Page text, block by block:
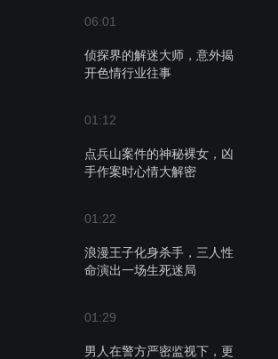
06:01
侦探界的解迷大师，意外揭
开色情行业往事
01:12
点兵山案件的神秘裸女，凶
手作案时心情大解密
01:22
浪漫王子化身杀手，三人性
命演出一场生死迷局
01:29
男人在警方严密监视下，更